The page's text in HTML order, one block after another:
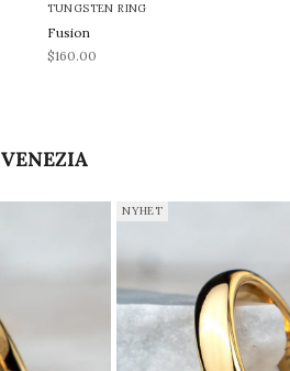
TUNGSTEN RING
Fusion
REA-pris
$160.00
VENEZIA
NYHET